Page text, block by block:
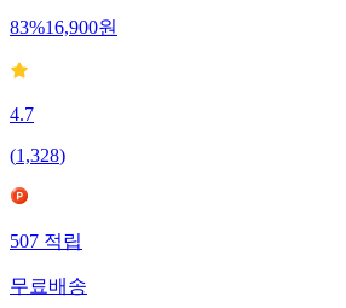
83%16,900원
4.7
(1,328)
507적립
무료배송